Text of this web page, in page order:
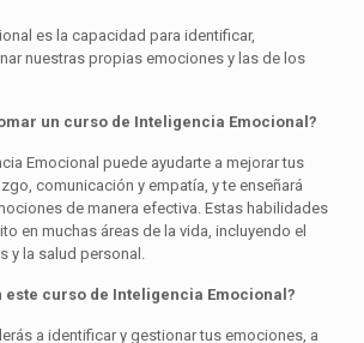
es la capacidad para identificar,
nuestras propias emociones y las de los
un curso de Inteligencia Emocional?
Emocional puede ayudarte a mejorar tus
comunicación y empatía, y te enseñará
de manera efectiva. Estas habilidades
en muchas áreas de la vida, incluyendo el
y la salud personal.
este curso de Inteligencia Emocional?
a identificar y gestionar tus emociones, a